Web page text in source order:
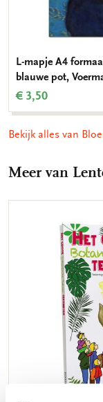
L-mapje A4
blauwe pot,
€ 3,50
Bekijk alles van
Meer van